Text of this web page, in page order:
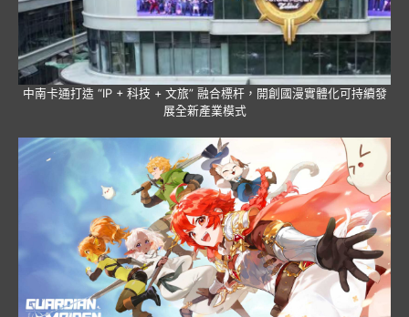
中南卡通打造 “IP + 科技 + 文旅” 融合標杆，開創國漫實體化可持續發
展全新產業模式